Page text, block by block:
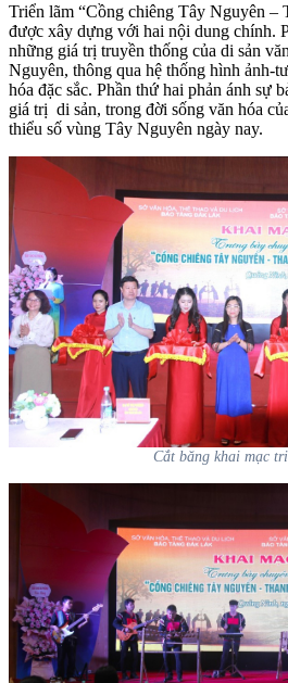
Triển lãm “Cồng chiêng Tây Nguyên –
được xây dựng với hai nội dung chính.
những giá trị truyền thống của di sản
Nguyên, thông qua hệ thống hình ảnh-
hóa đặc sắc. Phần thứ hai phản ánh sự
giá trị di sản, trong đời sống văn hóa
thiểu số vùng Tây Nguyên ngày nay.
Cắt băng khai mạc